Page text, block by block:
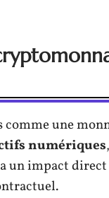
une
numériques
un impact